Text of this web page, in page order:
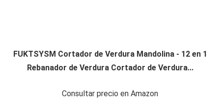
FUKTSYSM Cortador de Verdura Mandolina - 12 en 1
Rebanador de Verdura Cortador de Verdura...
Consultar precio en Amazon